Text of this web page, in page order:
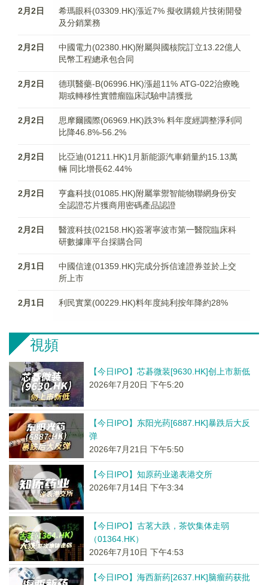
2月2日
希瑪眼科(03309.HK)漲近7% 擬收購鏡片技術開發
及分銷業務
2月2日
中國電力(02380.HK)附屬與國核院訂立13.22億人
民幣工程總承包合同
2月2日
德琪醫藥-B(06996.HK)漲超11% ATG-022治療晚
期或轉移性實體瘤臨床試驗申請獲批
2月2日
思摩爾國際(06969.HK)跌3% 料年度經調整淨利同
比降46.8%-56.2%
2月2日
比亞迪(01211.HK)1月新能源汽車銷量約15.13萬
輛 同比增長62.44%
2月2日
亨鑫科技(01085.HK)附屬掌禦智能物聯網身份安
全認證芯片獲商用密碼產品認證
2月2日
醫渡科技(02158.HK)簽署寧波市第一醫院臨床科
研數據庫平台採購合同
2月1日
中國信達(01359.HK)完成分拆信達證券並於上交
所上市
2月1日 利民實業(00229.HK)料年度純利按年降約28%
視頻
【今日IPO】芯碁微装[9630.HK]创上市新低
2026年7月20日 下午5:20
【今日IPO】东阳光药[6887.HK]暴跌后大反
弹
2026年7月21日 下午5:50
【今日IPO】知原药业递表港交所
2026年7月14日 下午3:34
【今日IPO】古茗大跌，茶饮集体走弱
（01364.HK）
2026年7月10日 下午4:53
【今日IPO】海西新药[2637.HK]脑瘤药获批